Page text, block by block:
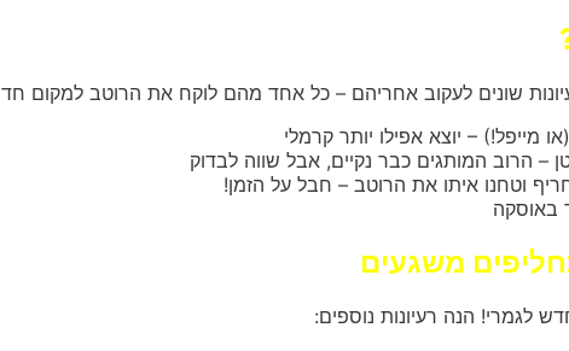
שונים לעקוב אחריהם – כל אחד מהם לוקח את הרוטב למקום
– יוצא אפילו יותר קרמלי
– הרוב המותגים כבר נקיים, אבל שווה לבדוק
וטחנו איתו את הרוטב – חבל על הזמן!
באוסקה
משגעים
לגמרי! הנה רעיונות נוספים: